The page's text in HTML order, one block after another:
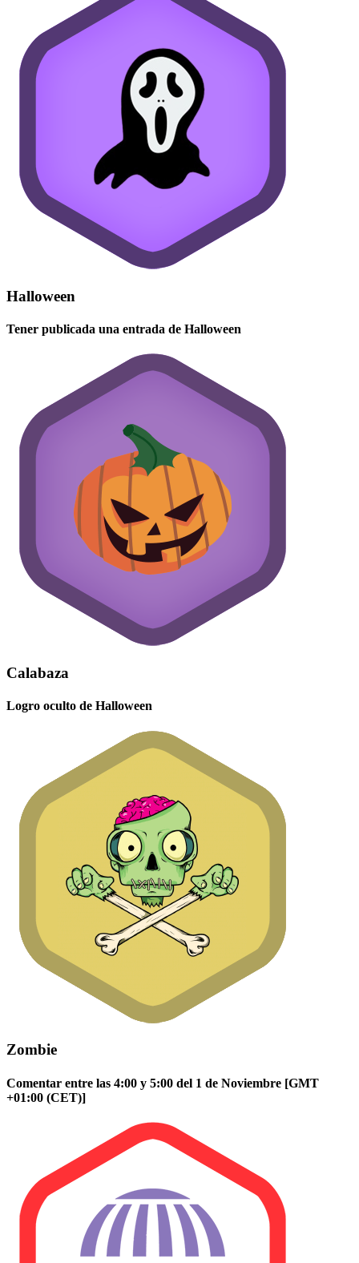
Halloween
Tener publicada una entrada de Halloween
Calabaza
Logro oculto de Halloween
Zombie
Comentar entre las 4:00 y 5:00 del 1 de Noviembre [GMT
+01:00 (CET)]